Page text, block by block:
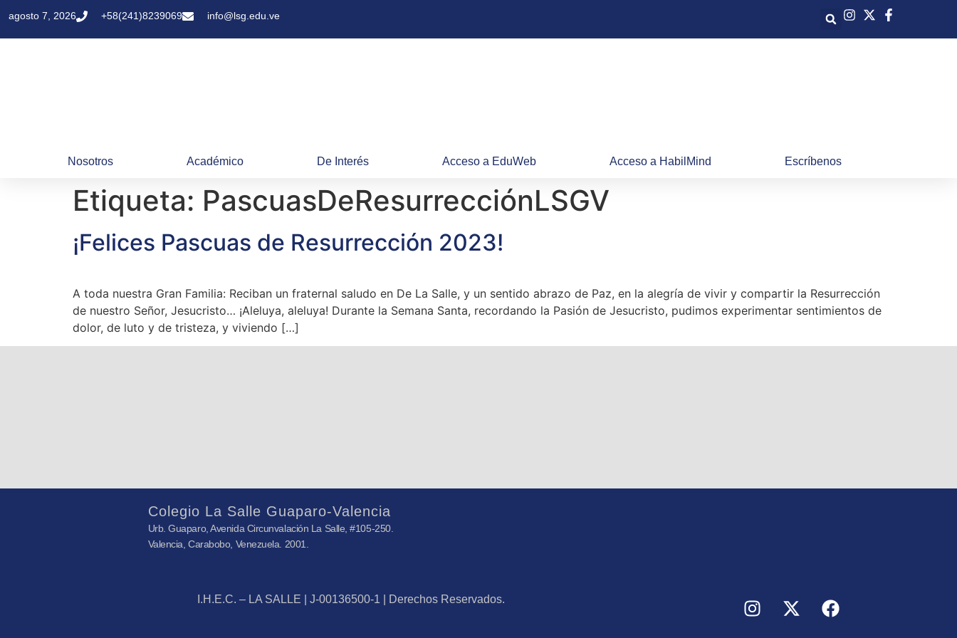
agosto 7, 2026 +58(241)8239069 info@lsg.edu.ve
Nosotros Académico De Interés Acceso a EduWeb Acceso a HabilMind Escríbenos
Etiqueta: PascuasDeResurrecciónLSGV
¡Felices Pascuas de Resurrección 2023!
A toda nuestra Gran Familia: Reciban un fraternal saludo en De La Salle, y un sentido abrazo de Paz, en la alegría de vivir y compartir la Resurrección
de nuestro Señor, Jesucristo… ¡Aleluya, aleluya! Durante la Semana Santa, recordando la Pasión de Jesucristo, pudimos experimentar sentimientos de
dolor, de luto y de tristeza, y viviendo […]
Colegio La Salle Guaparo-Valencia
Urb. Guaparo, Avenida Circunvalación La Salle, #105-250.
Valencia, Carabobo, Venezuela. 2001.
I.H.E.C. – LA SALLE | J-00136500-1 | Derechos Reservados.